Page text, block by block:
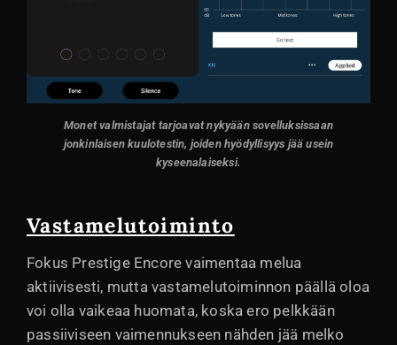
Monet valmistajat tarjoavat nykyään sovelluksissaan
jonkinlaisen kuulotestin, joiden hyödyllisyys jää usein
kyseenalaiseksi.
Vastamelutoiminto
Fokus Prestige Encore vaimentaa melua
aktiivisesti, mutta vastamelutoiminnon päällä oloa
voi olla vaikeaa huomata, koska ero pelkkään
passiiviseen vaimennukseen nähden jää melko